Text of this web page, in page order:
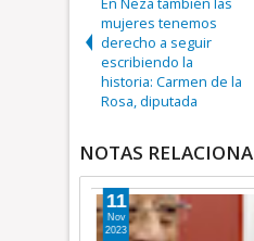
mujeres tenemos
derecho a seguir
escribiendo la
historia: Carmen de la
Rosa, diputada
NOTAS
11
Jun
2026